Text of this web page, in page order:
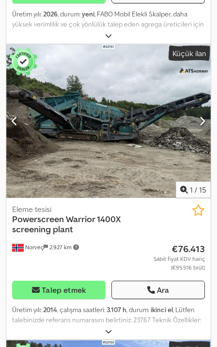
Üretim yılı:2026, durum:yeni, FABO Mobil Elekli Skalper, daha
yüksek verimlilik ve çok yönlülük talep eden agrega üreticileri için
üretilmiştir. Makine, çok amaçlı olarak kullanılabilir; ağır hizmet tipi
eğimli 2 katlı elek olarak, stoklama ve kırıcı ünitelerden önce ve
sonra skalpleme işlemlerinde veya bağımsız bir sistem olarak
kullanılabilir. Bu nedenle, FABO paletli mobil skalperler en zorlu
malzemeleri ayırabilir. FABO Mobil Skalperler müşterilerimizin
verimliliğini en üst düzeye çıkarırken üretim maliyetlerini de
düşürmelerine yardımcı olur. - Paletli Skalper Eleklerin Teknik
Özellikleri: * Bunker kapasitesi: 7 m³ Dkedpezltmfofx Aaysr *
Üretim kapasitesi: 220 – 400 ton/saat * Titreşimli elek boyutu:
1530x4800 mm * Toplam güç: 110 kVA * Elek ortamı: Delikli sac,
Grizzly, Bofors * Ağırlık: 31.000 kg * Elek açısı 18°–27° arasında
değişir.
Küçük ilan
1 / 15
Norveç 2.927 km
Eleme tesisi
Powerscreen Warrior 1400X
screening plant
€76.413
Sabit fiyat KDV hariç
(€95.516 brüt)
Talep etmek Ara
Üretim yılı:2014, çalışma saatleri: 3.107 h, durum: ikinci el, Lütfen
talebinizde referans numarasını belirtiniz: 23767 Teknik Özellikler:
Model Yılı: 2014 Dkjdpfxszf U Nnj Aayjr Çalışma Saati: 3107 (bir
miktar artacaktır) Ağırlık: 28.100 kg Besleme Hunisi 3 Fraksiyon